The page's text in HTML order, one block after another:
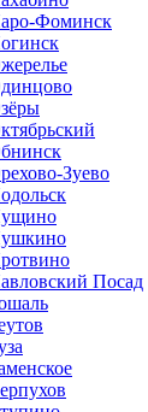
Фоминск
Зуево
Посад